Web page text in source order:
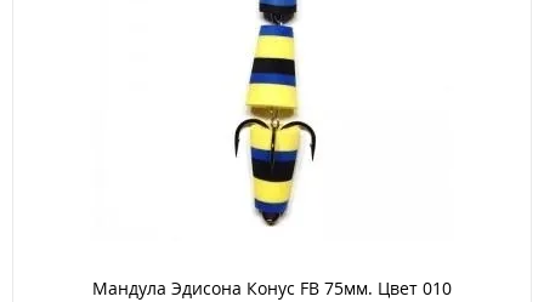
Мандула Эдисона Конус FB 75мм. Цвет 010